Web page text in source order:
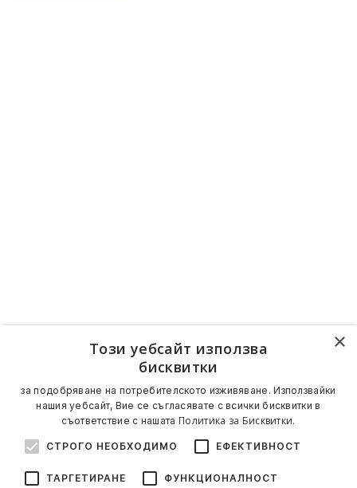
×
Този уебсайт използва
бисквитки
за подобряване на потребителското изживяване. Използвайки
нашия уебсайт, Вие се съгласявате с всички бисквитки в
съответствие с нашата Политика за Бисквитки.
СТРОГО НЕОБХОДИМО ЕФЕКТИВНОСТ
ТАРГЕТИРАНЕ ФУНКЦИОНАЛНОСТ